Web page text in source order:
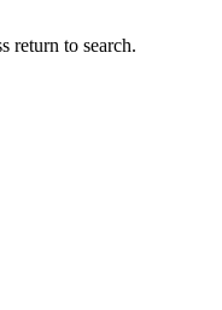
return to search.